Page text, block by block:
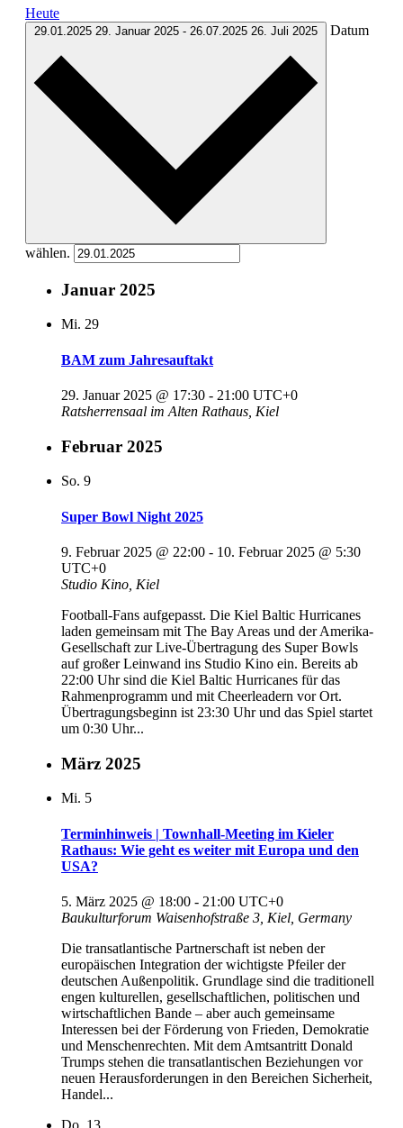
Heute
29.01.2025 29. Januar 2025 - 26.07.2025 26. Juli 2025 Datum
wählen.
Januar 2025
Mi. 29
BAM zum Jahresauftakt
29. Januar 2025 @ 17:30 - 21:00 UTC+0
Ratsherrensaal im Alten Rathaus, Kiel
Februar 2025
So. 9
Super Bowl Night 2025
9. Februar 2025 @ 22:00 - 10. Februar 2025 @ 5:30
UTC+0
Studio Kino, Kiel
Football-Fans aufgepasst. Die Kiel Baltic Hurricanes
laden gemeinsam mit The Bay Areas und der Amerika-
Gesellschaft zur Live-Übertragung des Super Bowls
auf großer Leinwand ins Studio Kino ein. Bereits ab
22:00 Uhr sind die Kiel Baltic Hurricanes für das
Rahmenprogramm und mit Cheerleadern vor Ort.
Übertragungsbeginn ist 23:30 Uhr und das Spiel startet
um 0:30 Uhr...
März 2025
Mi. 5
Terminhinweis | Townhall-Meeting im Kieler
Rathaus: Wie geht es weiter mit Europa und den
USA?
5. März 2025 @ 18:00 - 21:00 UTC+0
Baukulturforum Waisenhofstraße 3, Kiel, Germany
Die transatlantische Partnerschaft ist neben der
europäischen Integration der wichtigste Pfeiler der
deutschen Außenpolitik. Grundlage sind die traditionell
engen kulturellen, gesellschaftlichen, politischen und
wirtschaftlichen Bande – aber auch gemeinsame
Interessen bei der Förderung von Frieden, Demokratie
und Menschenrechten. Mit dem Amtsantritt Donald
Trumps stehen die transatlantischen Beziehungen vor
neuen Herausforderungen in den Bereichen Sicherheit,
Handel...
Do. 13